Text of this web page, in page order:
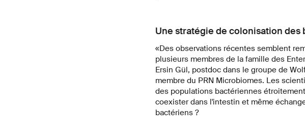
Une stratégie de colonisation
«Des observations récentes semblent
plusieurs membres de la famille des
Ersin Gül, postdoc dans le groupe de
membre du PRN Microbiomes. Les
des populations bactériennes
coexister dans l'intestin et même
bactériens ?